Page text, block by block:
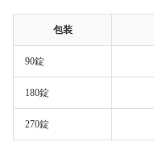
包装
90錠
180錠
270錠